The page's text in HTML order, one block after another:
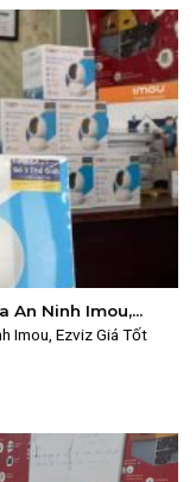
An Ninh Imou,
Imou, Ezviz Giá Tốt